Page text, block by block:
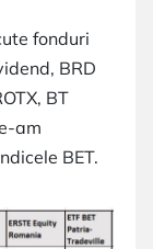
fonduri
BRD
BT
am
BET.